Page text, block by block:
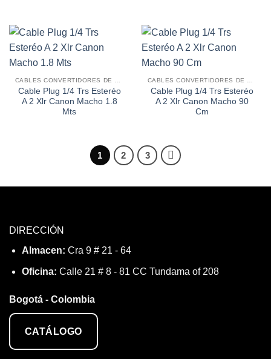
a la
lista de
deseos
Cable Plug 1/4 Trs Esteréo
A 2 Xlr Canon Macho 1.8
Mts
a la
lista de
deseos
Cable Plug 1/4 Trs Esteréo
A 2 Xlr Canon Macho 90
Cm
1 2 3
DIRECCIÓN
Almacen: Cra 9 # 21 - 64
Oficina: Calle 21 # 8 - 81 CC Tundama of 208
Bogotá - Colombia
CATÁLOGO